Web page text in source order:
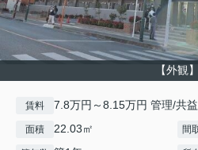
【外観】
賃料 7.8万円～8.15万円 管理/共
面積 22.03㎡ 間